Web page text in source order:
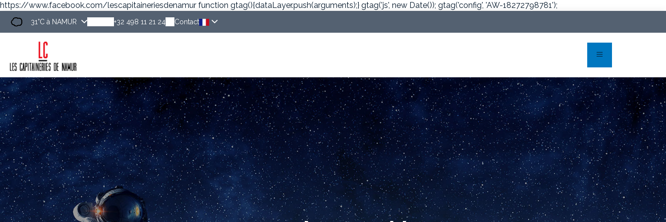
https://www.facebook.com/lescapitaineriesdenamur function gtag(){dataLayer.push(arguments);} gtag('js', new Date()); gtag('config', 'AW-18272798781');
31°C à NAMUR +32 498 11 21 24 Contact
Découvrir Activités News Réserver